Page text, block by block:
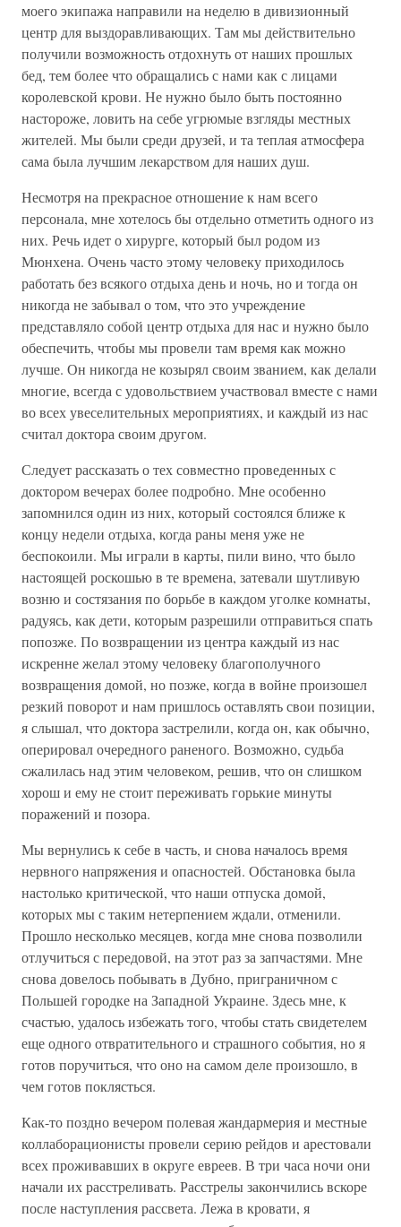
моего экипажа направили на неделю в дивизионный
центр для выздоравливающих. Там мы действительно
получили возможность отдохнуть от наших прошлых
бед, тем более что обращались с нами как с лицами
королевской крови. Не нужно было быть постоянно
настороже, ловить на себе угрюмые взгляды местных
жителей. Мы были среди друзей, и та теплая атмосфера
сама была лучшим лекарством для наших душ.
Несмотря на прекрасное отношение к нам всего
персонала, мне хотелось бы отдельно отметить одного из
них. Речь идет о хирурге, который был родом из
Мюнхена. Очень часто этому человеку приходилось
работать без всякого отдыха день и ночь, но и тогда он
никогда не забывал о том, что это учреждение
представляло собой центр отдыха для нас и нужно было
обеспечить, чтобы мы провели там время как можно
лучше. Он никогда не козырял своим званием, как делали
многие, всегда с удовольствием участвовал вместе с нами
во всех увеселительных мероприятиях, и каждый из нас
считал доктора своим другом.
Следует рассказать о тех совместно проведенных с
доктором вечерах более подробно. Мне особенно
запомнился один из них, который состоялся ближе к
концу недели отдыха, когда раны меня уже не
беспокоили. Мы играли в карты, пили вино, что было
настоящей роскошью в те времена, затевали шутливую
возню и состязания по борьбе в каждом уголке комнаты,
радуясь, как дети, которым разрешили отправиться спать
попозже. По возвращении из центра каждый из нас
искренне желал этому человеку благополучного
возвращения домой, но позже, когда в войне произошел
резкий поворот и нам пришлось оставлять свои позиции,
я слышал, что доктора застрелили, когда он, как обычно,
оперировал очередного раненого. Возможно, судьба
сжалилась над этим человеком, решив, что он слишком
хорош и ему не стоит переживать горькие минуты
поражений и позора.
Мы вернулись к себе в часть, и снова началось время
нервного напряжения и опасностей. Обстановка была
настолько критической, что наши отпуска домой,
которых мы с таким нетерпением ждали, отменили.
Прошло несколько месяцев, когда мне снова позволили
отлучиться с передовой, на этот раз за запчастями. Мне
снова довелось побывать в Дубно, приграничном с
Польшей городке на Западной Украине. Здесь мне, к
счастью, удалось избежать того, чтобы стать свидетелем
еще одного отвратительного и страшного события, но я
готов поручиться, что оно на самом деле произошло, в
чем готов поклясться.
Как-то поздно вечером полевая жандармерия и местные
коллаборационисты провели серию рейдов и арестовали
всех проживавших в округе евреев. В три часа ночи они
начали их расстреливать. Расстрелы закончились вскоре
после наступления рассвета. Лежа в кровати, я